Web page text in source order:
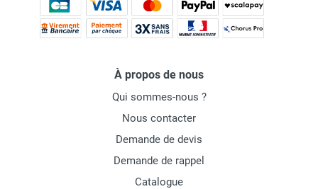
À propos de nous
Qui sommes-nous ?
Nous contacter
Demande de devis
Demande de rappel
Catalogue